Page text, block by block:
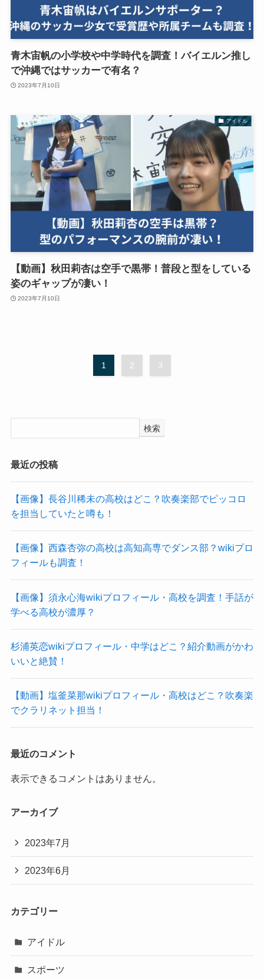
青木宙帆の小学校や中学時代を調査！バイエルン推し
で沖縄ではサッカーで有名？
2023年7月10日
アイドル
【動画】秋田莉杏は空手で黒帯！普段と型をしている
姿のギャップが凄い！
2023年7月10日
1 2 3
検索
最近の投稿
【画像】長谷川稀未の高校はどこ？吹奏楽部でピッコロ
を担当していたと噂も！
【画像】西森杏弥の高校は高知高専でダンス部？wikiプロ
フィールも調査！
【画像】須永心海wikiプロフィール・高校を調査！手話が
学べる高校が濃厚？
杉浦英恋wikiプロフィール・中学はどこ？紹介動画がかわ
いいと絶賛！
【動画】塩釜菜那wikiプロフィール・高校はどこ？吹奏楽
でクラリネット担当！
最近のコメント
表示できるコメントはありません。
アーカイブ
2023年7月
2023年6月
カテゴリー
アイドル
スポーツ